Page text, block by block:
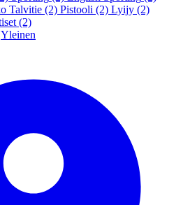
Talvitie (2) Pistooli (2) Lyijy (2)
(2)
Yleinen